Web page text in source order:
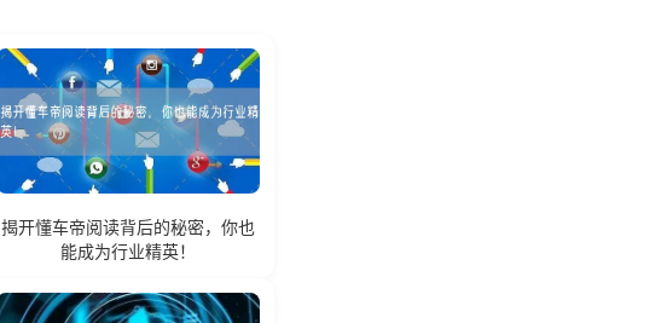
揭开懂车帝阅读背后的秘密，你也
能成为行业精英！